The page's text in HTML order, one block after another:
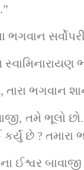
ભગવાન
તારા ભગવાન
તમે ભૂલો
છે ? તમારા
ઈશ્વર